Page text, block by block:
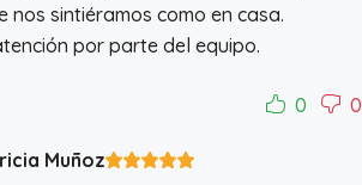
nos sintiéramos como en casa.
por parte del equipo.
0 0
Muñoz